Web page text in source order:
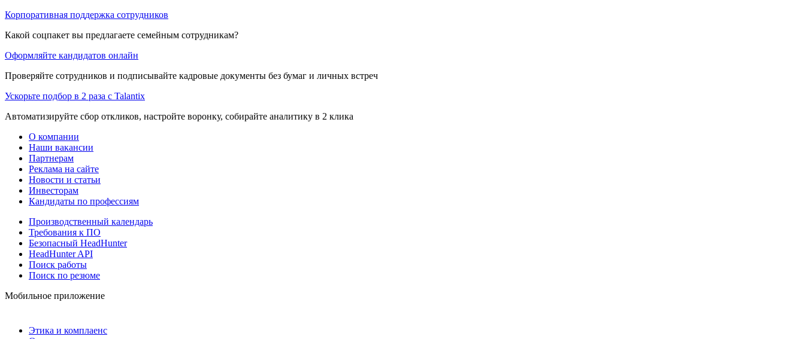
Корпоративная поддержка сотрудников
Какой соцпакет вы предлагаете семейным сотрудникам?
Оформляйте кандидатов онлайн
Проверяйте сотрудников и подписывайте кадровые документы без бумаг и личных встреч
Ускорьте подбор в 2 раза с Talantix
Автоматизируйте сбор откликов, настройте воронку, собирайте аналитику в 2 клика
О компании
Наши вакансии
Партнерам
Реклама на сайте
Новости и статьи
Инвесторам
Кандидаты по профессиям
Производственный календарь
Требования к ПО
Безопасный HeadHunter
HeadHunter API
Поиск работы
Поиск по резюме
Мобильное приложение
Этика и комплаенс